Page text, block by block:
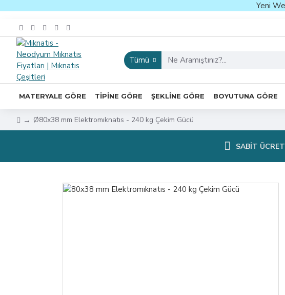
Yeni
Tümü
MATERYALE GÖRE TIPINE GÖRE ŞEKLINE GÖRE BOYUTUNA GÖRE
Ø80x38 mm Elektromıknatıs - 240 kg Çekim Gücü
SABIT